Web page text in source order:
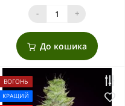
- +
До кошика
ВОГОНЬ
КРАЩИЙ